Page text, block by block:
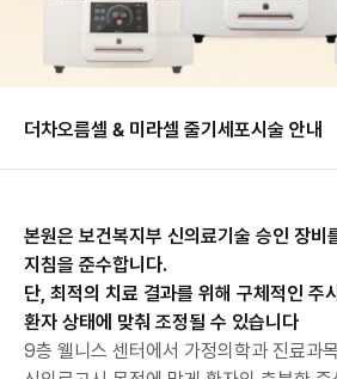
더차오름셀 & 미라셀 줄기세포시술 안내
본원은 보건복지부 신의료기술 승인 장비
지침을 준수합니다.
단, 최적의 치료 결과를 위해 구체적인 주
환자 상태에 맞춰 조정될 수 있습니다
9층 웰니스 센터에서 가정의학과 진료과